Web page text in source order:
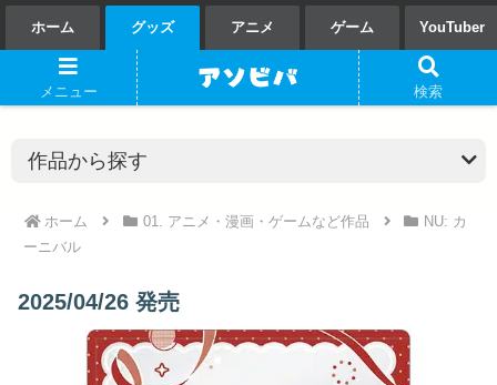
ホーム グッズ アニメ ゲーム YouTuber
ホーム 01. アニメ・漫画・ゲームなど作品
NU: カ
ーニバル
2025/04/26 発売
メニュー 検索